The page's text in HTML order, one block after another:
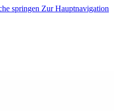
springen Zur Hauptnavigation